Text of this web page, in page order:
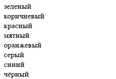
зеленый
коричневый
красный
мятный
оранжевый
серый
синий
чёрный